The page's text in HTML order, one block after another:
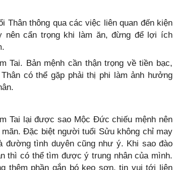
Thân thông qua các việc liên quan đến kiện
nên cẩn trọng khi làm ăn, đừng để lợi ích
Tai. Bản mệnh cần thận trọng về tiền bạc,
có thể gặp phải thị phi làm ảnh hưởng
Tai lại được sao Mộc Đức chiếu mệnh nên
Đặc biệt người tuổi Sửu không chỉ may
đường tình duyên cũng như ý. Khi sao đào
thì có thể tìm được ý trung nhân của mình.
thêm phần gắn bó keo sơn, tin vui tới liên